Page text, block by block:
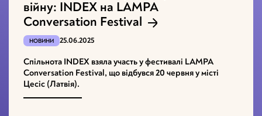
війну: INDEX на LAMPA
Conversation Festival
НОВИНИ 25.06.2025
Спільнота INDEX взяла участь у фестивалі LAMPA
Conversation Festival, що відбувся 20 червня у місті
Цесіс (Латвія).